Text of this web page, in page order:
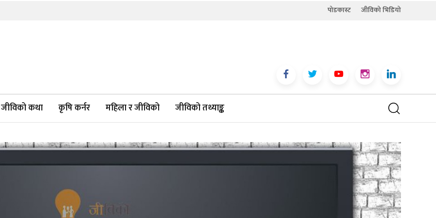
पोडकास्ट जीविको भिडियो
जीविको कथा कृषि कर्नर महिला र जीविको जीविको तथ्याङ्क